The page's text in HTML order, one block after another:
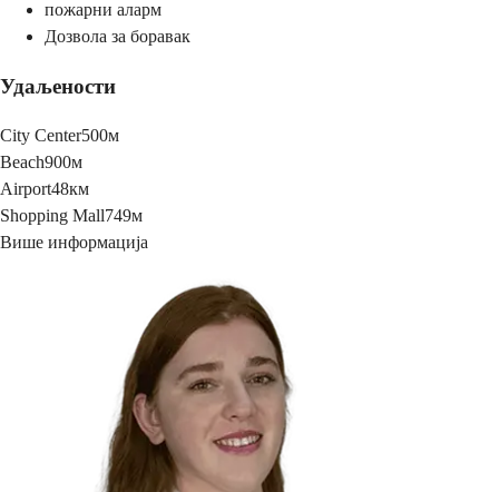
пожарни аларм
Дозвола за боравак
Удаљености
City Center500м
Beach900м
Airport48км
Shopping Mall749м
Више информација